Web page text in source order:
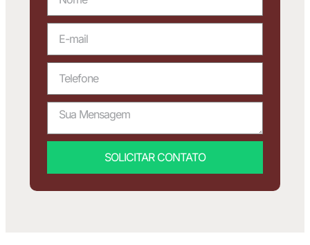
SOLICITAR CONTATO